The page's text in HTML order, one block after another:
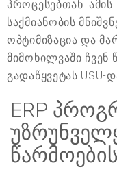
პროცესებთან.
საქმიანობის
ოპტიმიზაცია და
მიმოხილვაში
გადაწყვეტას USU-
ERP